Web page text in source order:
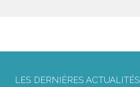
LES DERNIÈRES ACTUALITÉS